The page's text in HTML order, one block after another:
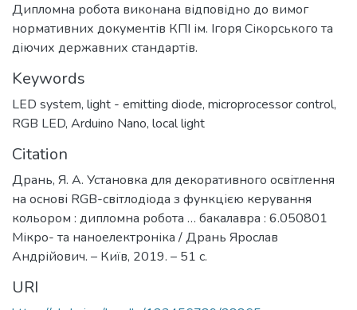
Дипломна робота виконана відповідно до вимог
нормативних документів КПІ ім. Ігоря Сікорського та
діючих державних стандартів.
Keywords
LED system, light - emitting diode, microprocessor control,
RGB LED, Arduino Nano, local light
Citation
Дрань, Я. А. Установка для декоративного освітлення
на основі RGB-світлодіода з функцією керування
кольором : дипломна робота … бакалавра : 6.050801
Мікро- та наноелектроніка / Дрань Ярослав
Андрійович. – Київ, 2019. – 51 с.
URI